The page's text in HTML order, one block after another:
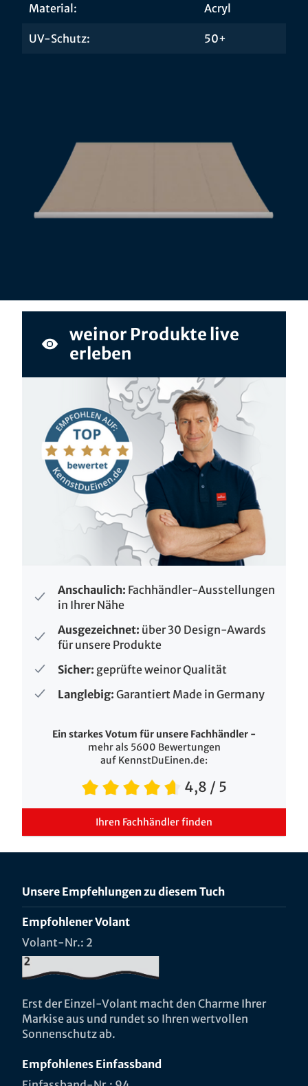
Material: Acryl
UV-Schutz: 50+
weinor Produkte live
erleben
Anschaulich: Fachhändler-Ausstellungen
in Ihrer Nähe
Ausgezeichnet: über 30 Design-Awards
für unsere Produkte
Sicher: geprüfte weinor Qualität
Langlebig: Garantiert Made in Germany
Ein starkes Votum für unsere Fachhändler -
mehr als 5600 Bewertungen
auf KennstDuEinen.de:
4,8 / 5
Ihren Fachhändler finden
Unsere Empfehlungen zu diesem Tuch
Empfohlener Volant
Volant-Nr.: 2
Erst der Einzel-Volant macht den Charme Ihrer
Markise aus und rundet so Ihren wertvollen
Sonnenschutz ab.
Empfohlenes Einfassband